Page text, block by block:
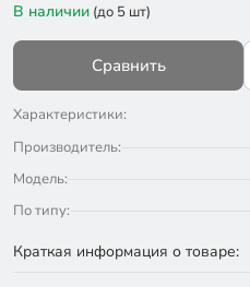
В наличии (до 5 шт)
Сравнить
Характеристики:
Производитель:
Модель:
По типу:
Краткая информация о товаре: